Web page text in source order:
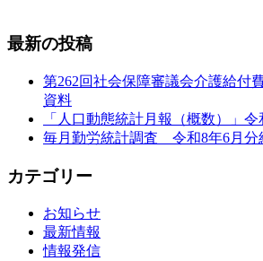
最新の投稿
第262回社会保障審議会介護給付
資料
「人口動態統計月報（概数）」令
毎月勤労統計調査 令和8年6月分
カテゴリー
お知らせ
最新情報
情報発信